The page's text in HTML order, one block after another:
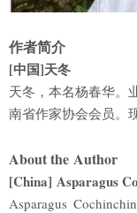
作者简介
[中国]天冬
天冬，本名杨春华。
南省作家协会会员。
About the Author
[China] Asparagus
Asparagus